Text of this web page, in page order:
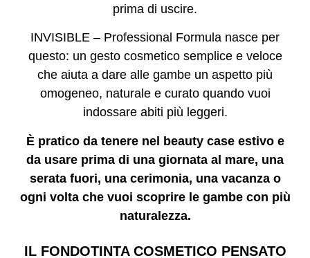
prima di uscire.
INVISIBLE – Professional Formula nasce per
questo: un gesto cosmetico semplice e veloce
che aiuta a dare alle gambe un aspetto più
omogeneo, naturale e curato quando vuoi
indossare abiti più leggeri.
È pratico da tenere nel beauty case estivo e
da usare prima di una giornata al mare, una
serata fuori, una cerimonia, una vacanza o
ogni volta che vuoi scoprire le gambe con più
naturalezza.
IL FONDOTINTA COSMETICO PENSATO